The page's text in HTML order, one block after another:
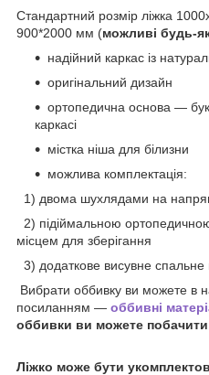
Стандартний розмір ліжка
900*2000 мм (можливі будь-
надійний каркас із
оригінальний дизайн
ортопедична основа —
каркасі
містка ніша для білизни
можлива
1) двома шухлядами
2) підіймальною
місцем для
3) додаткове висувне спальне
Вибрати оббивку ви можете в
посиланням — оббивні
оббивки ви можете
Ліжко може бути